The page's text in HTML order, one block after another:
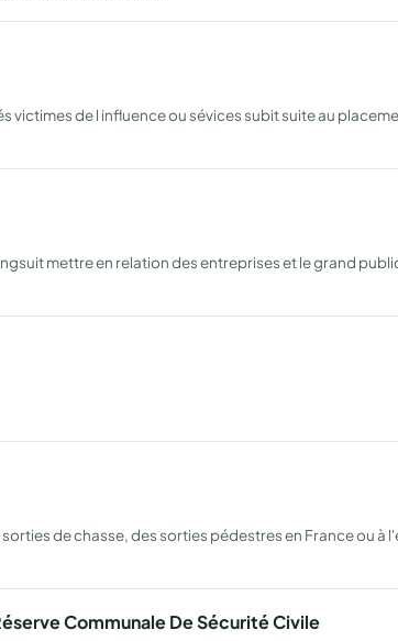
de l influence ou sévices subit suite au
mettre en relation des entreprises et le grand
de chasse, des sorties pédestres en France ou à
Communale De Sécurité Civile